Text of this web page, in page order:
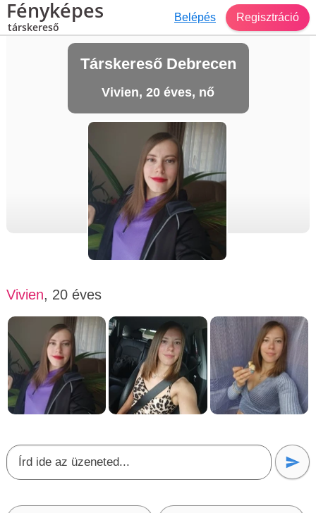
Fényképes
társkereső
Belépés Regisztráció
Társkereső Debrecen
Vivien, 20 éves, nő
Vivien, 20 éves